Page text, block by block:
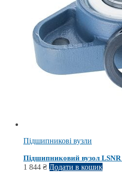
Підшипникові вузли
Підшипниковий вузол
1 844 ₴ Додати в кошик